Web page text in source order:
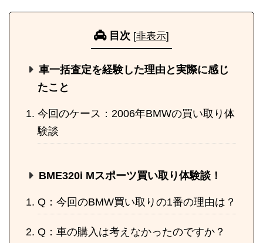
目次 [非表示]
車一括査定を経験した理由と実際に感じ
たこと
今回のケース：2006年BMWの買い取り体
験談
BME320i Mスポーツ買い取り体験談！
Q：今回のBMW買い取りの1番の理由は？
Q：車の購入は考えなかったのですか？